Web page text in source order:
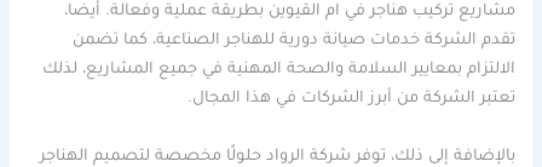
مشاريع تركيب هناجر في ام القيوين بطريقة عملية وفعالة. أيضا،
تقدم الشركة خدمات صيانة دورية للهناجر الصناعية، كما تضمن
الالتزام بمعايير السلامة والصحة المهنية في جميع المشاريع، لذلك
تعتبر الشركة من أبرز الشركات في هذا المجال.
بالإضافة إلى ذلك، توفر شركة الرواد حلولًا مخصصة لتصميم الهناجر